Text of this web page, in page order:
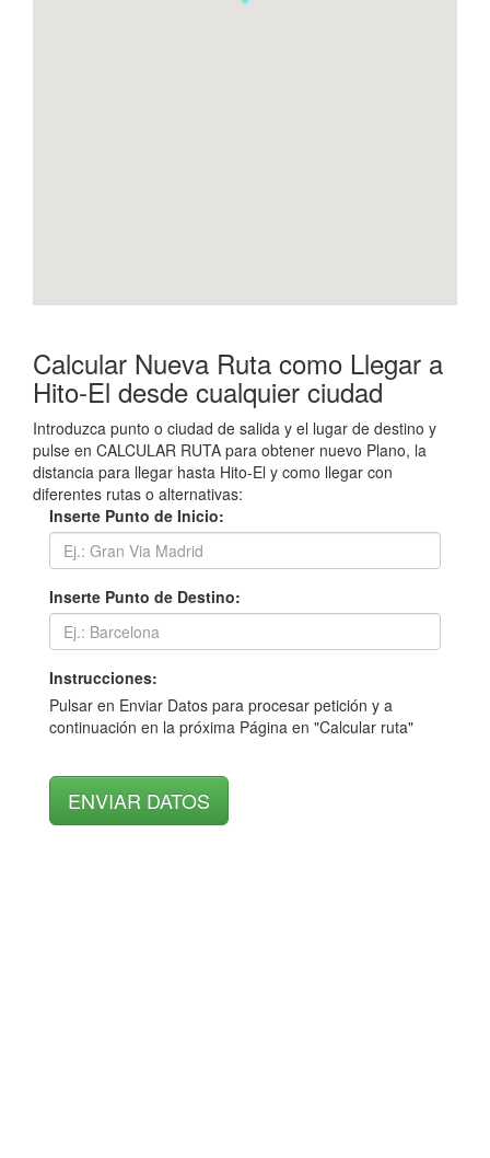
Calcular Nueva Ruta como Llegar a
Hito-El desde cualquier ciudad
Introduzca punto o ciudad de salida y el lugar de destino y
pulse en CALCULAR RUTA para obtener nuevo Plano, la
distancia para llegar hasta Hito-El y como llegar con
diferentes rutas o alternativas:
Inserte Punto de Inicio:
Inserte Punto de Destino:
Instrucciones:
Pulsar en Enviar Datos para procesar petición y a
continuación en la próxima Página en "Calcular ruta"